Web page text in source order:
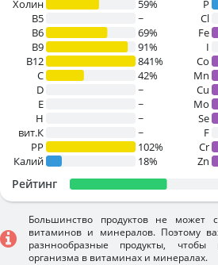
Холин
59%
B5
~
B6
69%
B9
91%
B12
841%
C
42%
D
~
E
~
H
~
вит.К
~
PP
102%
Калий
18%
P
Cl
Fe
I
Co
Mn
Cu
Mo
Se
F
Cr
Zn
Рейтинг
Большинство продуктов не может
витаминов и минералов. Поэтому
разннообразные продукты, чтобы
организма в витаминах и минералах.